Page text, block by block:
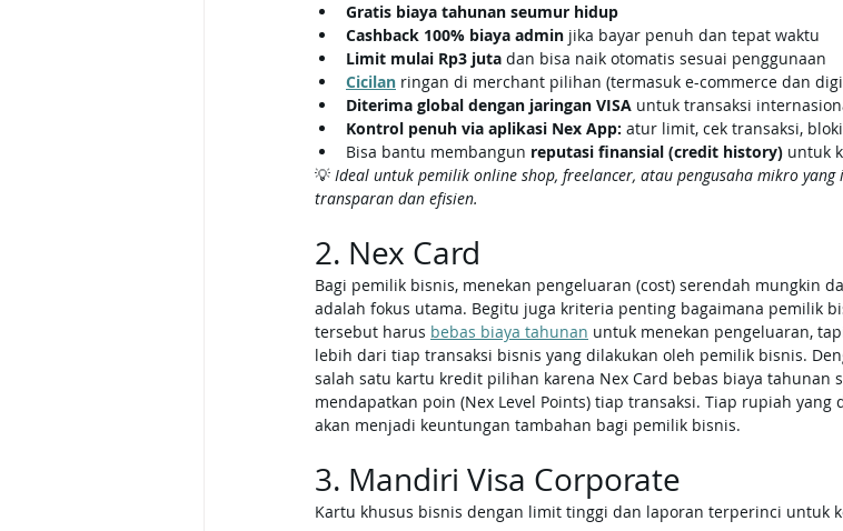
Gratis biaya tahunan seumur hidup
Cashback 100% biaya admin jika bayar penuh dan tepat waktu
Limit mulai Rp3 juta dan bisa naik otomatis sesuai penggunaan
Cicilan ringan di merchant pilihan (termasuk e-commerce dan
Diterima global dengan jaringan VISA untuk transaksi
Kontrol penuh via aplikasi Nex App: atur limit, cek transaksi,
Bisa bantu membangun reputasi finansial (credit history) untuk
💡 Ideal untuk pemilik online shop, freelancer, atau pengusaha mikro
transparan dan efisien.
2. Nex Card
Bagi pemilik bisnis, menekan pengeluaran (cost) serendah mungkin
adalah fokus utama. Begitu juga kriteria penting bagaimana pemilik
tersebut harus bebas biaya tahunan untuk menekan pengeluaran,
lebih dari tiap transaksi bisnis yang dilakukan oleh pemilik bisnis.
salah satu kartu kredit pilihan karena Nex Card bebas biaya tahunan
mendapatkan poin (Nex Level Points) tiap transaksi. Tiap rupiah yang
akan menjadi keuntungan tambahan bagi pemilik bisnis.
3. Mandiri Visa Corporate
Kartu khusus bisnis dengan limit tinggi dan laporan terperinci untuk